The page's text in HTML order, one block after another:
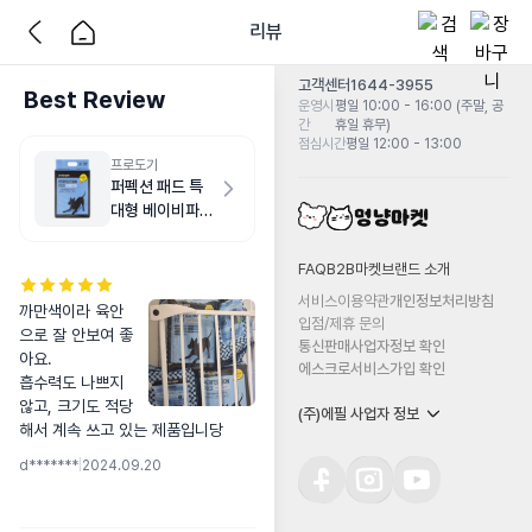
리뷰
Best Review
프로도기
퍼펙션 패드 특
대형 베이비파우
까만색이라 육안
으로 잘 안보여 좋
아요.
흡수력도 나쁘지
않고, 크기도 적당
해서 계속 쓰고 있는 제품입니당
d******* 2024.09.20
고객센터1644-3955
운영시
간
평일 10:00 - 16:00 (주말, 공
휴일 휴무)
점심시간평일 12:00 - 13:00
FAQB2B마켓 브랜드 소개
서비스이용약관개인정보처리방침
입점/제휴 문의
통신판매사업자정보 확인
에스크로서비스가입 확인
(주)에필 사업자 정보